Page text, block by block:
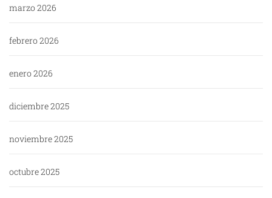
marzo 2026
febrero 2026
enero 2026
diciembre 2025
noviembre 2025
octubre 2025